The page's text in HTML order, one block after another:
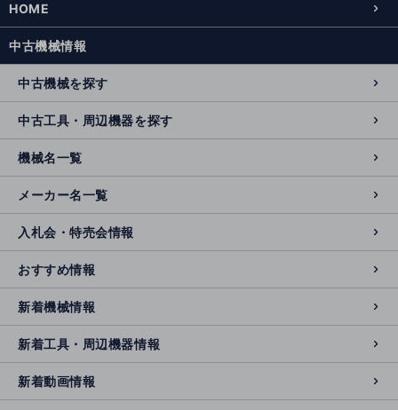
HOME
中古機械情報
中古機械を探す
中古工具・周辺機器を探す
機械名一覧
メーカー名一覧
入札会・特売会情報
おすすめ情報
新着機械情報
新着工具・周辺機器情報
新着動画情報